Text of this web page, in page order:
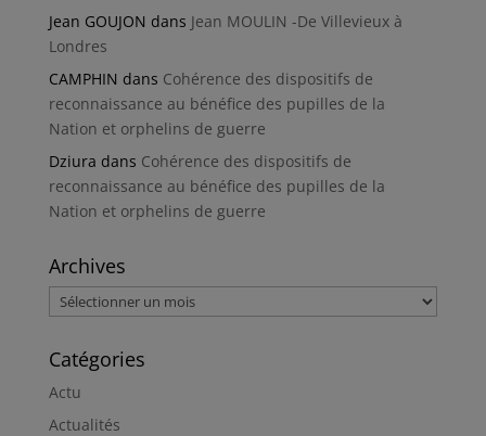
Jean GOUJON dans Jean MOULIN -De Villevieux à
Londres
CAMPHIN dans Cohérence des dispositifs de
reconnaissance au bénéfice des pupilles de la
Nation et orphelins de guerre
Dziura dans Cohérence des dispositifs de
reconnaissance au bénéfice des pupilles de la
Nation et orphelins de guerre
Archives
Archives
Catégories
Actu
Actualités